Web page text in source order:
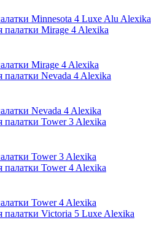
Minnesota 4 Luxe Alu Alexika
Mirage 4 Alexika
Nevada 4 Alexika
Tower 3 Alexika
Tower 4 Alexika